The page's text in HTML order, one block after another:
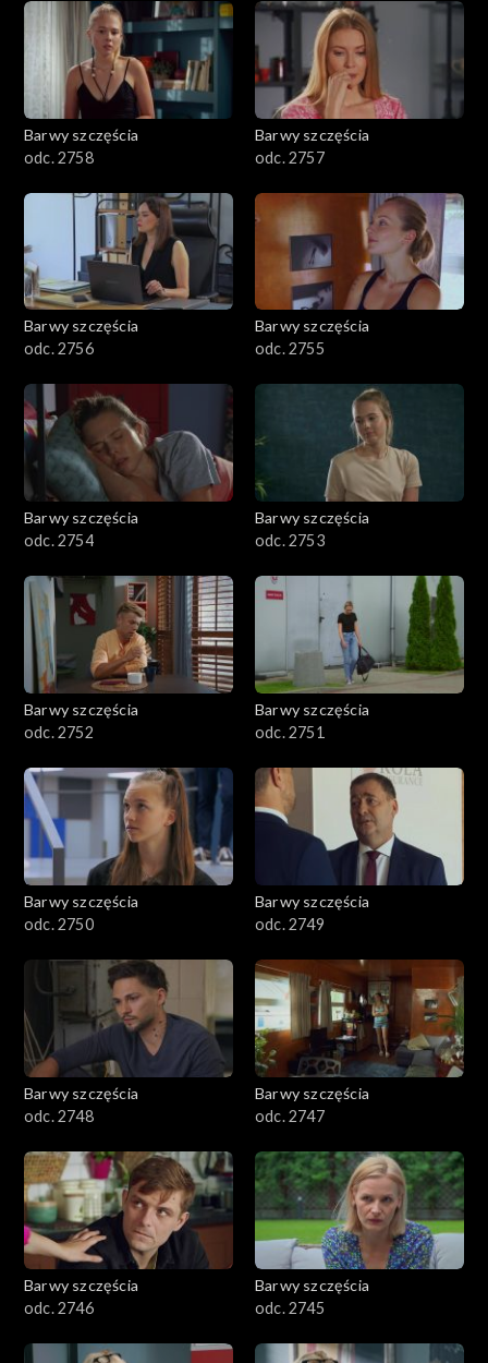
Barwy szczęścia
odc. 2758
Barwy szczęścia
odc. 2757
Barwy szczęścia
odc. 2756
Barwy szczęścia
odc. 2755
Barwy szczęścia
odc. 2754
Barwy szczęścia
odc. 2753
Barwy szczęścia
odc. 2752
Barwy szczęścia
odc. 2751
Barwy szczęścia
odc. 2750
Barwy szczęścia
odc. 2749
Barwy szczęścia
odc. 2748
Barwy szczęścia
odc. 2747
Barwy szczęścia
odc. 2746
Barwy szczęścia
odc. 2745